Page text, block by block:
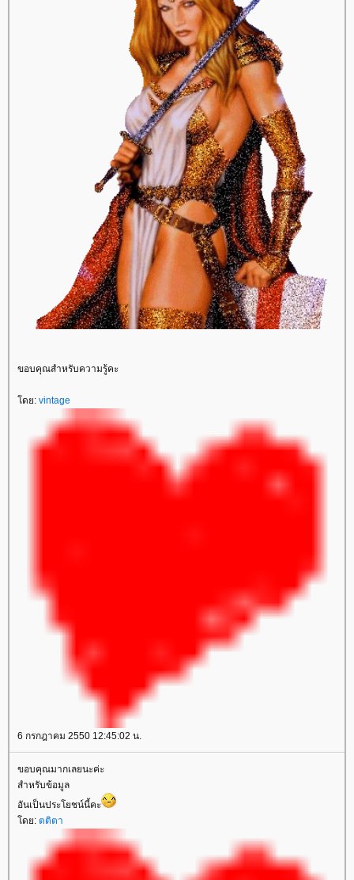
ขอบคุณสำหรับความรู้คะ
ดย: vintage
6 กรกฎาคม 2550 12:45:02 น.
ขอบคุณมากเลยนะค่ะ
สำหรับข้อมูล
อันเป็นประโยชน์นี้คะ
ดย: ตติตา